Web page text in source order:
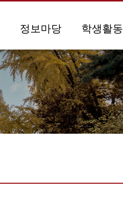
정보마당 학생활동